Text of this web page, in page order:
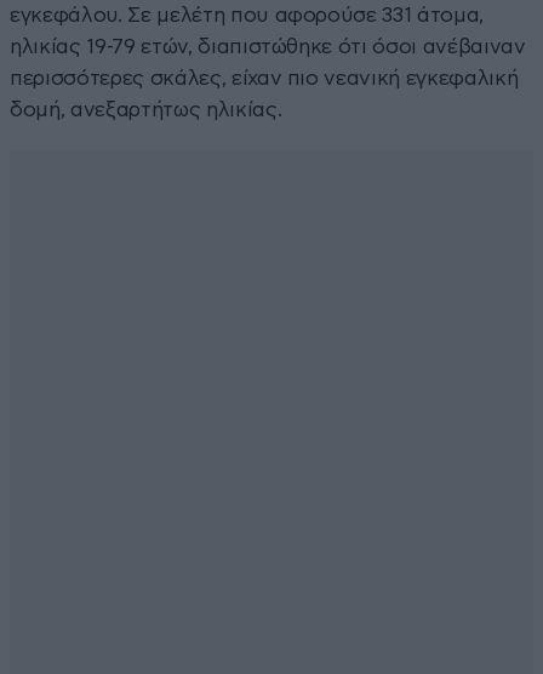
εγκεφάλου. Σε μελέτη που αφορούσε 331 άτομα,
ηλικίας 19-79 ετών, διαπιστώθηκε ότι όσοι ανέβαιναν
περισσότερες σκάλες, είχαν πιο νεανική εγκεφαλική
δομή, ανεξαρτήτως ηλικίας.